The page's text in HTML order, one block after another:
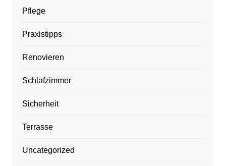
Pflege
Praxistipps
Renovieren
Schlafzimmer
Sicherheit
Terrasse
Uncategorized